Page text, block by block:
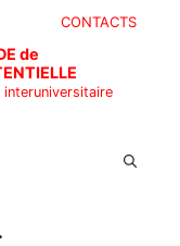
CONTACTS
de
interuniversitaire